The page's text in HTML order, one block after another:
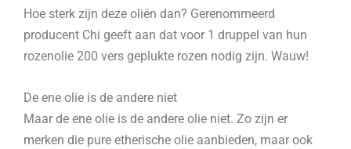
Hoe sterk zijn deze oliën dan? Gerenommeerd
producent Chi geeft aan dat voor 1 druppel van hun
rozenolie 200 vers geplukte rozen nodig zijn. Wauw!
De ene olie is de andere niet
Maar de ene olie is de andere olie niet. Zo zijn er
merken die pure etherische olie aanbieden, maar ook